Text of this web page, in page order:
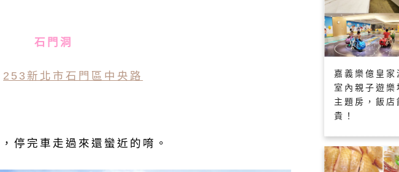
石門洞
253新北市石門區中央路
停完車走過來還蠻近的唷。
嘉義樂億皇家
室內親子遊
主題房，飯店
貴！